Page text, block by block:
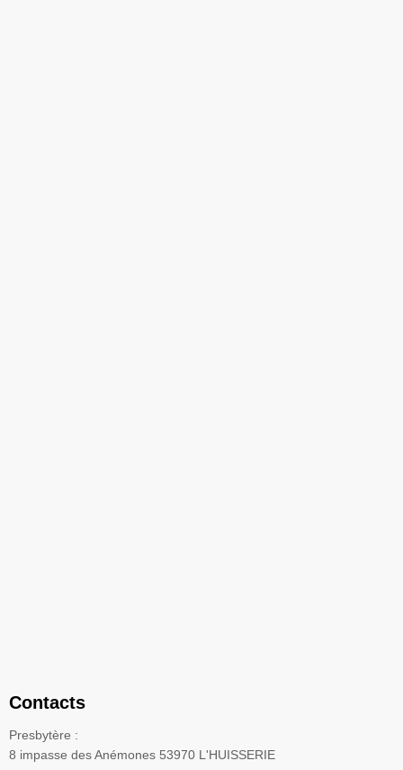
Contacts
Presbytère :
8 impasse des Anémones 53970 L'HUISSERIE